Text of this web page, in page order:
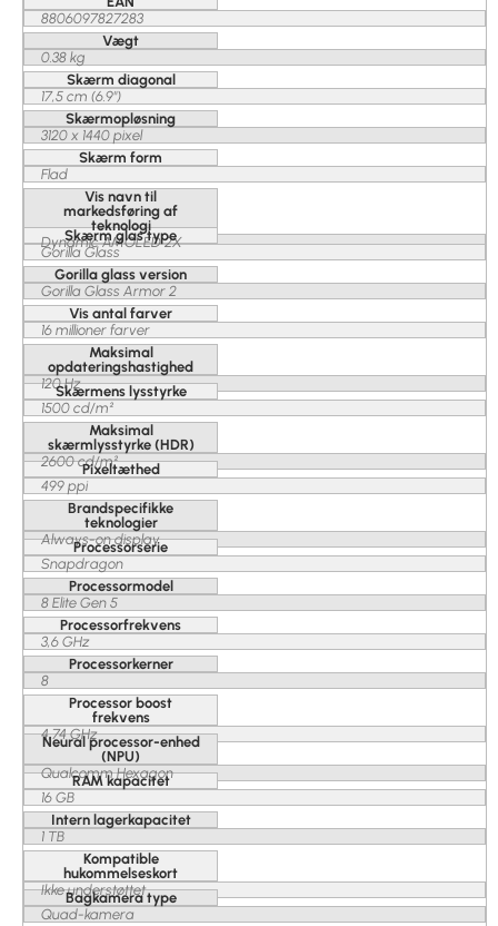
8806097827283
Vægt
0.38 kg
Skærm diagonal
17,5 cm (6.9")
Skærmopløsning
3120 x 1440 pixel
Skærm form
Flad
Vis navn til
markedsføring af
teknologi
Dynamic AMOLED 2X
Skærm glas type
Gorilla Glass
Gorilla glass version
Gorilla Glass Armor 2
Vis antal farver
16 millioner farver
Maksimal
opdateringshastighed
120 Hz
Skærmens lysstyrke
1500 cd/m²
Maksimal
skærmlysstyrke (HDR)
2600 cd/m²Pixeltæthed
499 ppi
Brandspecifikke
teknologier
Always-on display
Processorserie
Snapdragon
Processormodel
8 Elite Gen 5
Processorfrekvens
3,6 GHz
Processorkerner
8
Processor boost
frekvens
4,74 GHz
Neural processor-enhed
(NPU)
Qualcomm Hexagon
RAM kapacitet
16 GB
Intern lagerkapacitet
1 TB
Kompatible
hukommelseskort
Ikke understøttet
Bagkamera type
Quad-kamera